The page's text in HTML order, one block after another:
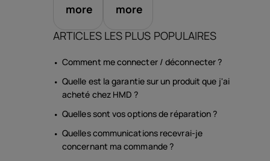
more
more
ARTICLES LES PLUS POPULAIRES
Comment me connecter / déconnecter ?
Quelle est la garantie sur un produit que j'ai
acheté chez HMD ?
Quelles sont vos options de réparation ?
Quelles communications recevrai-je
concernant ma commande ?